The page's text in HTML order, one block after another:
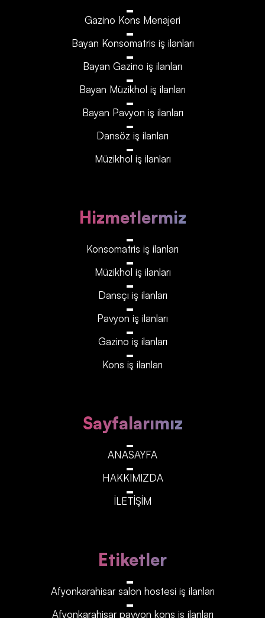
Gazino Kons Menajeri
Bayan Konsomatris iş ilanları
Bayan Gazino iş ilanları
Bayan Müzikhol iş ilanları
Bayan Pavyon iş ilanları
Dansöz iş ilanları
Müzikhol iş ilanları
Hizmetlermiz
Konsomatris iş ilanları
Müzikhol iş ilanları
Dansçı iş ilanları
Pavyon iş ilanları
Gazino iş ilanları
Kons iş ilanları
Sayfalarımız
ANASAYFA
HAKKIMIZDA
İLETİŞİM
Etiketler
Afyonkarahisar‎‎‎‎ salon hostesi iş ilanları
Afyonkarahisar‎‎‎‎ pavyon kons iş ilanları